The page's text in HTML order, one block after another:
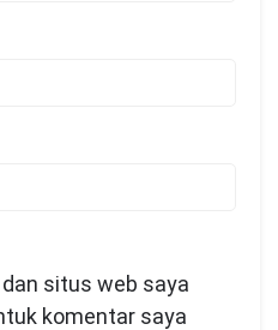
situs web saya
komentar saya